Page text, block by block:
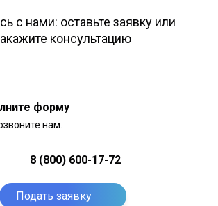
с нами: оставьте заявку или
консультацию
форму
нам.
8 (800) 600-17-72
Подать заявку